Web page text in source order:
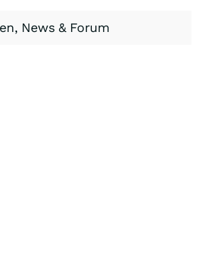
News & Forum